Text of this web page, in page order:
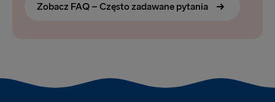
Zobacz FAQ – Często zadawane pytania